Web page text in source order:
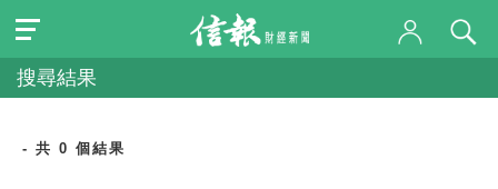
搜尋結果
- 共 0 個結果